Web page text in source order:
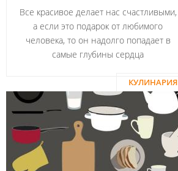
Все красивое делает нас счастливыми,
а если это подарок от любимого
человека, то он надолго попадает в
самые глубины сердца
КУЛИНАРИЯ